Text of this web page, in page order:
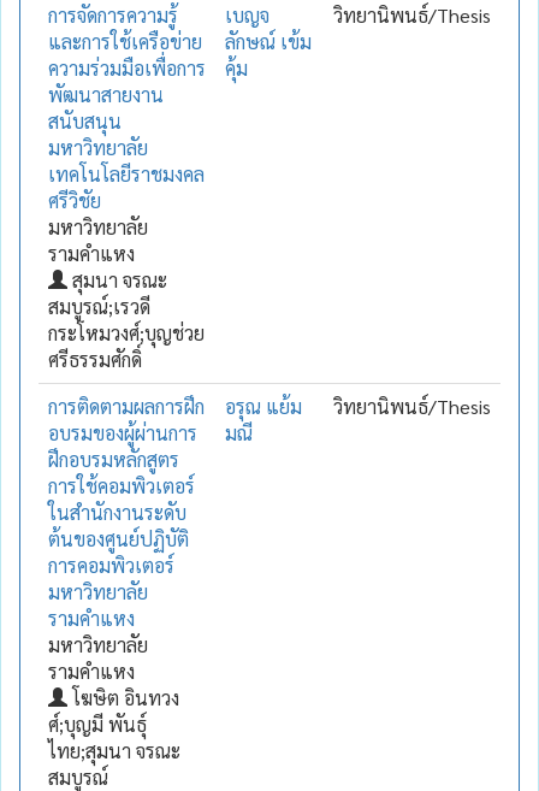
การจัดการความรู้
และการใช้เครือข่าย
ความร่วมมือเพื่อการ
พัฒนาสายงาน
สนับสนุน
มหาวิทยาลัย
เทคโนโลยีราชมงคล
ศรีวิชัย
มหาวิทยาลัย
รามคำแหง
สุมนา จรณะ
สมบูรณ์;เรวดี
กระโหมวงศ์;บุญช่วย
ศรีธรรมศักดิ์
เบญจ
ลักษณ์ เข้ม
คุ้ม
วิทยานิพนธ์/Thesis
การติดตามผลการฝึก
อบรมของผู้ผ่านการ
ฝึกอบรมหลักสูตร
การใช้คอมพิวเตอร์
ในสำนักงานระดับ
ต้นของศูนย์ปฏิบัติ
การคอมพิวเตอร์
มหาวิทยาลัย
รามคำแหง
มหาวิทยาลัย
รามคำแหง
โฆษิต อินทวง
ศ์;บุญมี พันธุ์
ไทย;สุมนา จรณะ
สมบูรณ์
อรุณ แย้ม
มณี
วิทยานิพนธ์/Thesis